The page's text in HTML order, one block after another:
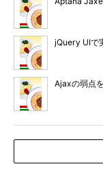
jQuery UIで
Ajaxの弱点